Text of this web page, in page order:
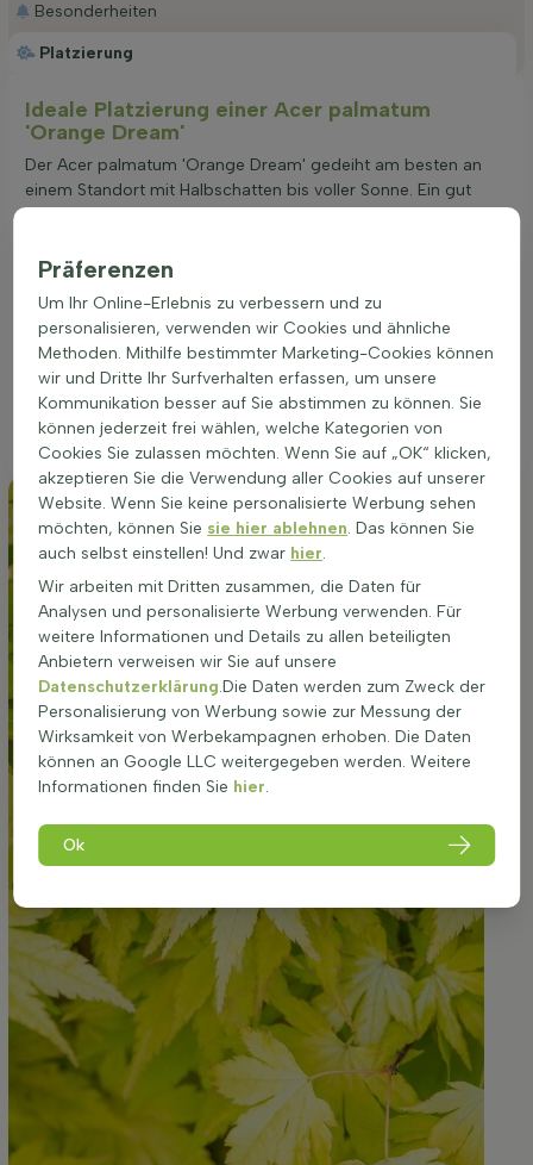
Platzierung
Besonderheiten
Ideale Platzierung einer Acer palmatum
'Orange Dream'
Der Acer palmatum 'Orange Dream' gedeiht am besten an
einem Standort mit Halbschatten bis voller Sonne. Ein gut
die Feuchtigkeit gut speichern, aber nicht zu nass sind. Ein
gesunde Wachstum und die leuchtenden Herbstfarben. Die
richtige Standortwahl führt zu einer kräftigeren Pflanze mit
intensiveren Blattfarben. Acer palmatum 'Orange Dream'
eignet sich hervorragend als Solitärpflanze oder in einer
gemischten Rabatte. Die kompakte Wuchsform macht sie
auch ideal für die Pflanzung in Töpfen.
Präferenzen
Um Ihr Online-Erlebnis zu verbessern und zu
personalisieren, verwenden wir Cookies und ähnliche
Methoden. Mithilfe bestimmter Marketing-Cookies können
wir und Dritte Ihr Surfverhalten erfassen, um unsere
Kommunikation besser auf Sie abstimmen zu können. Sie
können jederzeit frei wählen, welche Kategorien von
Cookies Sie zulassen möchten. Wenn Sie auf „OK“ klicken,
akzeptieren Sie die Verwendung aller Cookies auf unserer
Website. Wenn Sie keine personalisierte Werbung sehen
möchten, können Sie sie hier ablehnen. Das können Sie
auch selbst einstellen! Und zwar hier.
Wir arbeiten mit Dritten zusammen, die Daten für
Analysen und personalisierte Werbung verwenden. Für
weitere Informationen und Details zu allen beteiligten
Anbietern verweisen wir Sie auf unsere
Datenschutzerklärung.Die Daten werden zum Zweck der
Personalisierung von Werbung sowie zur Messung der
Wirksamkeit von Werbekampagnen erhoben. Die Daten
können an Google LLC weitergegeben werden. Weitere
Informationen finden Sie hier.
Ok